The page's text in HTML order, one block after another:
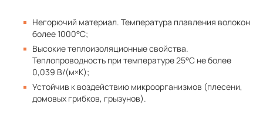
Негорючий материал. Температура плавления волокон
более 1000°С;
Высокие теплоизоляционные свойства.
Теплопроводность при температуре 25°С не более
0,039 В/(м×К);
Устойчив к воздействию микроорганизмов (плесени,
домовых грибков, грызунов).